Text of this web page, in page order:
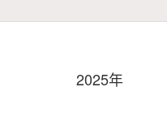
2025年